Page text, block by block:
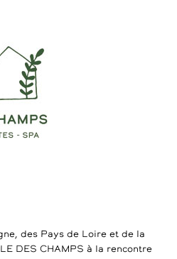
des Pays de Loire et de la
DES CHAMPS à la rencontre